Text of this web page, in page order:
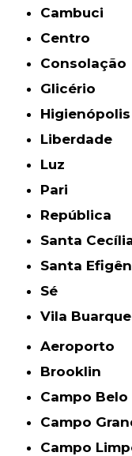
Cambuci
Centro
Consolação
Glicério
Higienópolis
Liberdade
Luz
Pari
República
Santa
Santa
Sé
Vila Buarque
Aeroporto
Brooklin
Campo Belo
Campo
Campo